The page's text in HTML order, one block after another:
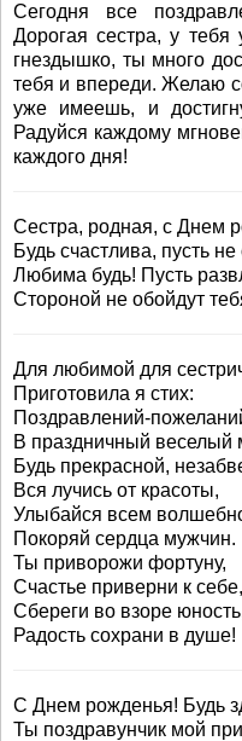
Сегодня все
Дорогая сестра, у
гнездышко, ты много
тебя и впереди. Желаю
уже имеешь, и
Радуйся каждому
каждого дня!
Сестра, родная, с Днем
Будь счастлива, пусть не
Любима будь! Пусть
Стороной не обойдут
Для любимой для
Приготовила я стих:
Поздравлений-
В праздничный веселый
Будь прекрасной,
Вся лучись от красоты,
Улыбайся всем
Покоряй сердца мужчин.
Ты приворожи фортуну,
Счастье приверни к себе,
Сбереги во взоре
Радость сохрани в душе!
С Днем рожденья! Будь
Ты поздравунчик мой